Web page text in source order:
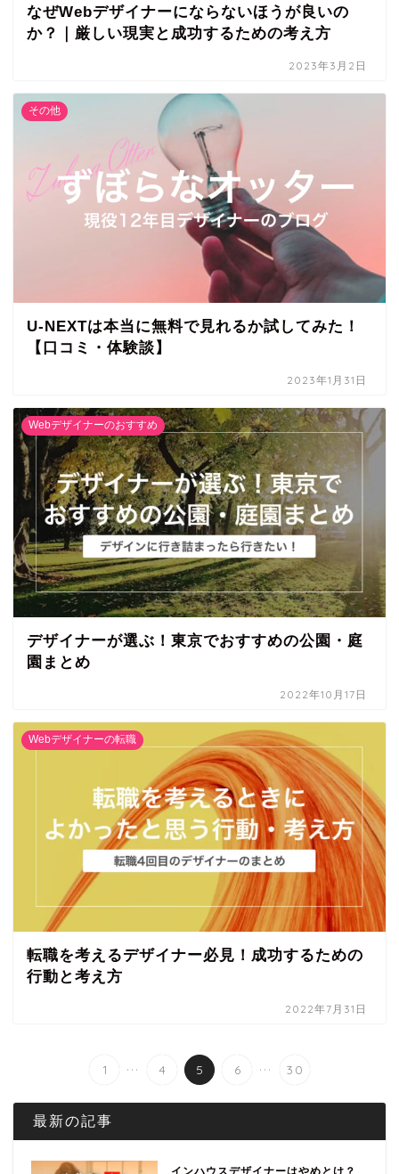
なぜWebデザイナーにならないほうが良いの
か？｜厳しい現実と成功するための考え方
2023年3月2日
その他
U-NEXTは本当に無料で見れるか試してみた！
【口コミ・体験談】
2023年1月31日
Webデザイナーのおすすめ
デザイナーが選ぶ！東京でおすすめの公園・庭
園まとめ
2022年10月17日
Webデザイナーの転職
転職を考えるデザイナー必見！成功するための
行動と考え方
2022年7月31日
1 ... 4 5 6 ... 30
最新の記事